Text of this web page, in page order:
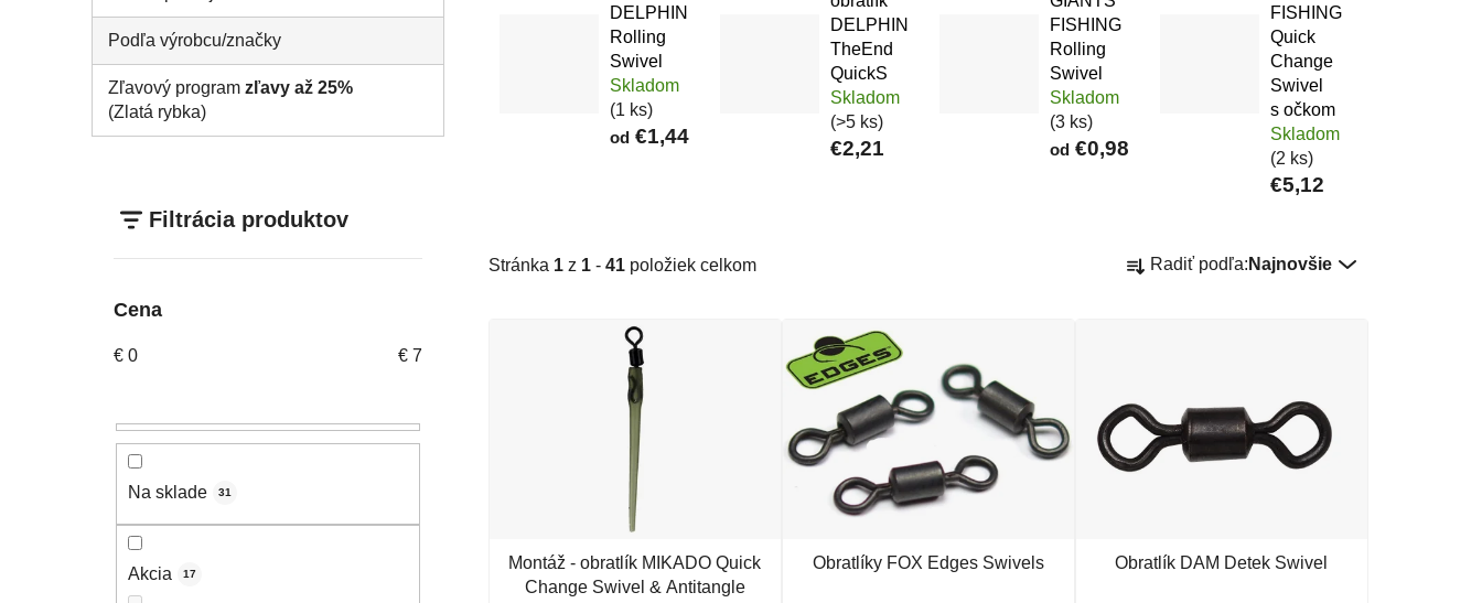
Podľa výrobcu/značky
Zľavový program zľavy až 25%
(Zlatá rybka)
Filtrácia produktov
Cena
€ 0 € 7
Na sklade 31
Akcia 17
DELPHIN
Rolling
Swivel
Skladom
(1 ks)
od €1,44
DELPHIN
TheEnd
QuickS
Skladom
(>5 ks)
€2,21
FISHING
Rolling
Swivel
Skladom
(3 ks)
od €0,98
FISHING
Quick
Change
Swivel
s očkom
Skladom
(2 ks)
€5,12
Stránka 1 z 1 - 41 položiek celkom
Radenie produktov
Radiť podľa: Najnovšie
Výpis produktov
Montáž - obratlík MIKADO Quick
Change Swivel & Antitangle
Obratlíky FOX Edges Swivels Obratlík DAM Detek Swivel